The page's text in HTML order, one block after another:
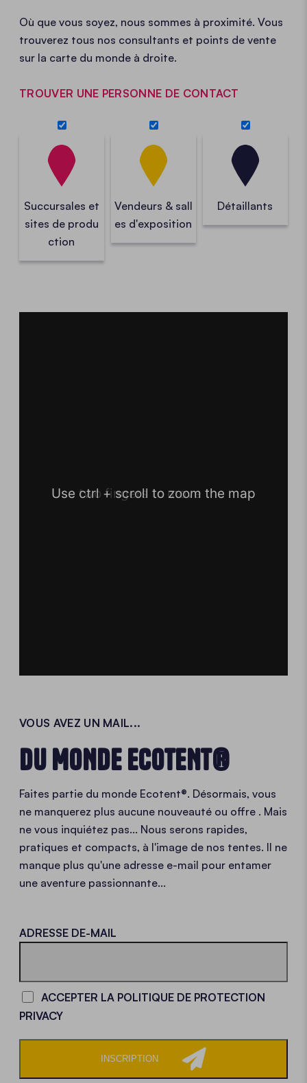
Où que vous soyez, nous sommes à proximité. Vous
trouverez tous nos consultants et points de vente
sur la carte du monde à droite.
TROUVER UNE PERSONNE DE CONTACT
Succursales et
sites de produ
ction
Vendeurs & sall
es d'exposition
Détaillants
VOUS AVEZ UN MAIL...
DU MONDE ECOTENT®
Faites partie du monde Ecotent®. Désormais, vous
ne manquerez plus aucune nouveauté ou offre . Mais
ne vous inquiétez pas... Nous serons rapides,
pratiques et compacts, à l'image de nos tentes. Il ne
manque plus qu'une adresse e-mail pour entamer
une aventure passionnante...
ADRESSE DE-MAIL
ACCEPTER LA POLITIQUE DE PROTECTION
PRIVACY
INSCRIPTION
LOADING - LOADING - LOADING - LOADING -